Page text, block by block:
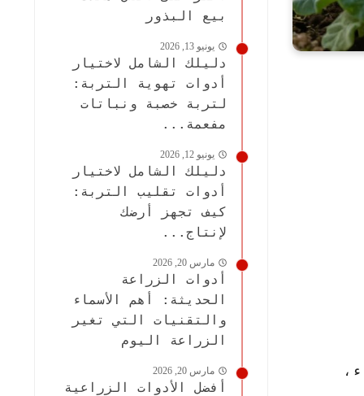
بيع البذور
يونيو 13, 2026
دليلك الشامل لاختيار
أدوات تهوية التربة:
لتربة خصبة ونباتات
مفعمة...
يونيو 12, 2026
دليلك الشامل لاختيار
أدوات تقليب التربة:
كيف تجهز أرضك
لإنتاج...
مارس 20, 2026
أدوات الزراعة
الحديثة: أهم الأسماء
والتقنيات التي تغير
الزراعة اليوم
مارس 20, 2026
أفضل الأدوات الزراعية